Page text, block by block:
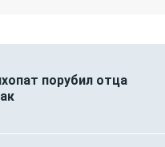
порубил отца